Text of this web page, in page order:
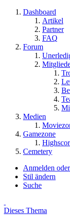
Dashboard
Artikel
Partner
FAQ
Forum
Medien
Gamezone
Cemetery
Anmelden
Stil ändern
Suche
Dieses Thema